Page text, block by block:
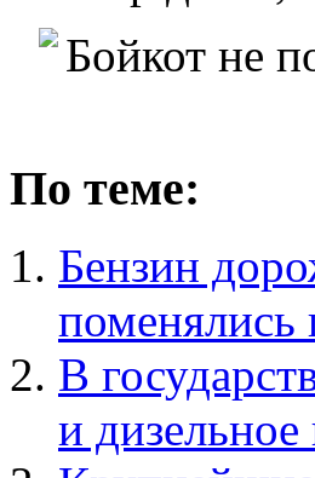
По теме:
Бензин
В
и